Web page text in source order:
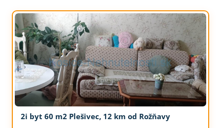
2i byt 60 m2 Plešivec, 12 km od Rožňavy